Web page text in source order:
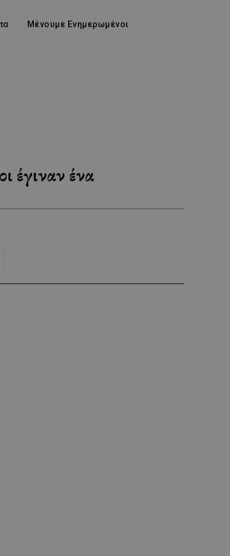
Μένουμε Ενημερωμένοι
έγιναν ένα